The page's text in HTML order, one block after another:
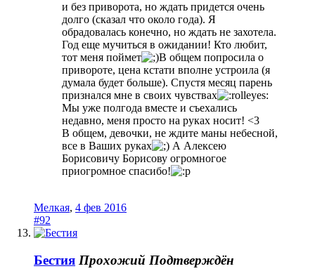
и без приворота, но ждать придется очень
долго (сказал что около года). Я
обрадовалась конечно, но ждать не захотела.
Год еще мучиться в ожидании! Кто любит,
тот меня поймет
В общем попросила о
привороте, цена кстати вполне устроила (я
думала будет больше). Спустя месяц парень
признался мне в своих чувствах
Мы уже полгода вместе и съехались
недавно, меня просто на руках носит! <3
В общем, девочки, не ждите маны небесной,
все в Ваших руках
А Алексею
Борисовичу Борисову огромногое
приогромное спасибо!
Мелкая, 4 фев 2016
#92
Бестия Прохожий Подтверждён